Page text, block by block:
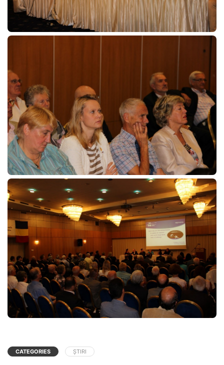
CATEGORIES ȘTIRI